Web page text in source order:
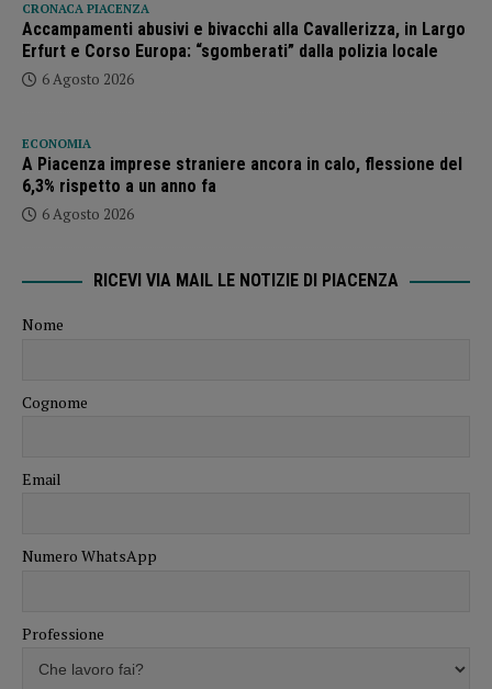
CRONACA PIACENZA
Accampamenti abusivi e bivacchi alla Cavallerizza, in Largo
Erfurt e Corso Europa: “sgomberati” dalla polizia locale
6 Agosto 2026
ECONOMIA
A Piacenza imprese straniere ancora in calo, flessione del
6,3% rispetto a un anno fa
6 Agosto 2026
RICEVI VIA MAIL LE NOTIZIE DI PIACENZA
Nome
Cognome
Email
Numero WhatsApp
Professione